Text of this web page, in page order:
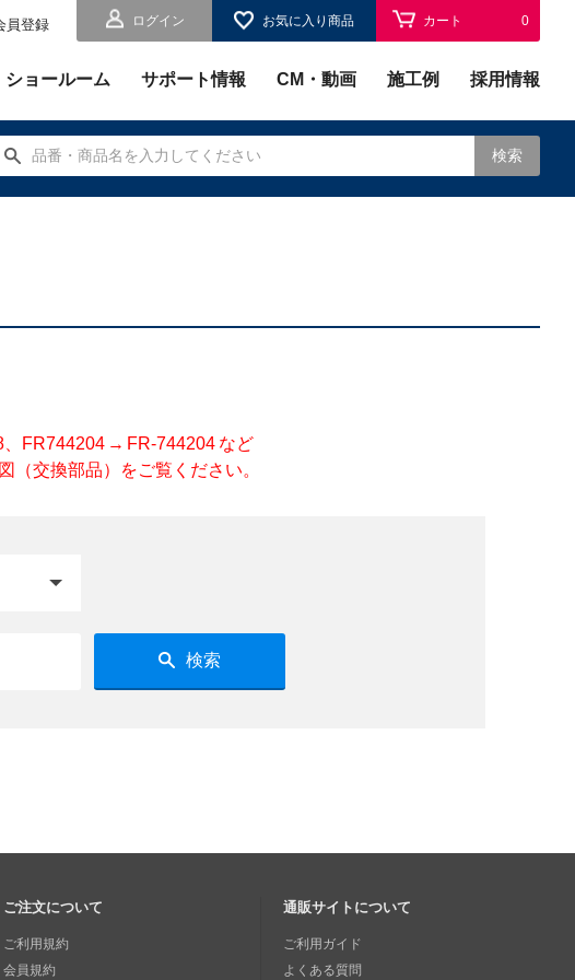
ログイン お気に入り商品 カート 0
員登録
ショールーム サポート情報 CM・動画 施工例 採用情報
検索
FR744204 → FR-744204 など
（交換部品）をご覧ください。
検索
ご注文について
ご利用規約
会員規約
通販サイトについて
ご利用ガイド
よくある質問